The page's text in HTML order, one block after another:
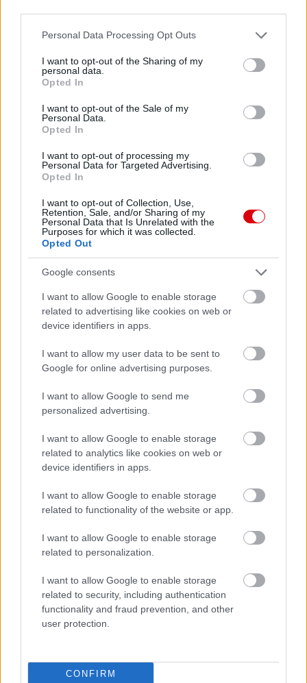
Please note that this website/app uses one or more Google
not limited to your visit or usage behaviour. You may click to
grant or deny consent to Google and its third-party tags to
use your data for below specified purposes in below Google
consent section.
Personal Data Processing Opt Outs
I want to opt-out of the Sharing of my
personal data.
Opted In
I want to opt-out of the Sale of my
Personal Data.
Opted In
I want to opt-out of processing my
Personal Data for Targeted Advertising.
Opted In
I want to opt-out of Collection, Use,
Retention, Sale, and/or Sharing of my
Personal Data that Is Unrelated with the
Purposes for which it was collected.
Opted Out
Google consents
I want to allow Google to enable storage
related to advertising like cookies on web or
device identifiers in apps.
I want to allow my user data to be sent to
Google for online advertising purposes.
I want to allow Google to send me
personalized advertising.
I want to allow Google to enable storage
related to analytics like cookies on web or
device identifiers in apps.
I want to allow Google to enable storage
related to functionality of the website or app.
I want to allow Google to enable storage
related to personalization.
I want to allow Google to enable storage
related to security, including authentication
functionality and fraud prevention, and other
user protection.
CONFIRM
Paris Saint-Germainvs
Manchester United
Felkészülési szezon 4. mérkőzés
Nya Ullevi, Göteborg
0 nap 3 óra 7 perc 23 másodperc
Leeds Unitedvs Manchester United2026-08-12 20:30
ELŐZŐ MÉRKŐZÉSEK
Támogatás
Támogasd adományoddal
a ManUtdFanatics.hu működését!
Kapcsolódó hírek
ELŐREHALADOTT
TÁRGYALÁSOKAT FOLYTAT A